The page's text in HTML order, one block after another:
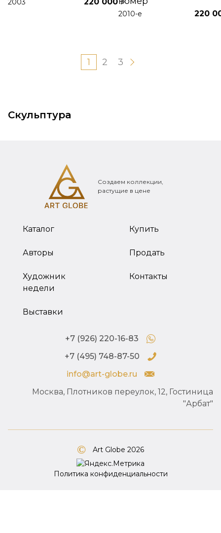
2003 ₽
2010-е 220
1 2 3
Скульптура
Создаем коллекции,
растущие в цене
Каталог
Авторы
Художник
недели
Выставки
Купить
Продать
Контакты
+7 (926) 220-16-83
+7 (495) 748-87-50
info@art-globe.ru
Москва, Плотников переулок, 12, Гостиница
"Арбат"
Art Globe 2026
Политика конфиденциальности